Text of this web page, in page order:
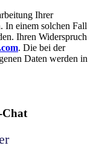
Ihrer
In einem solchen Fall
Ihren Widerspruch
. Die bei der
Daten werden in